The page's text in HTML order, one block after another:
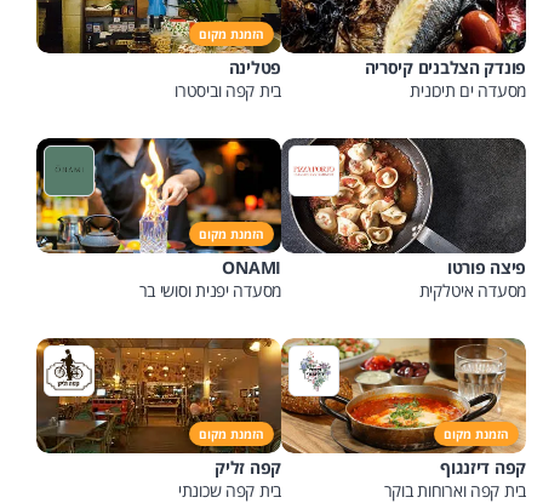
פונדק הצלבנים קיסריה
מסעדה ים תיכונית
הזמנת מקום
פטלינה
בית קפה וביסטרו
פיצה פורטו
מסעדה איטלקית
הזמנת מקום
ONAMI
מסעדה יפנית וסושי בר
הזמנת מקום
קפה דיזנגוף
בית קפה וארוחות בוקר
הזמנת מקום
קפה זליק
בית קפה שכונתי